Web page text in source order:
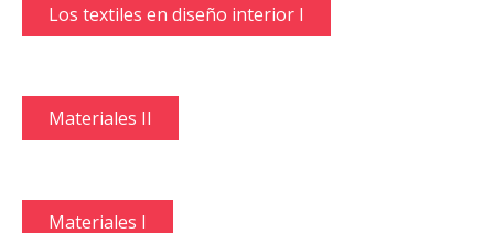
Los textiles en diseño interior I
Materiales II
Materiales I